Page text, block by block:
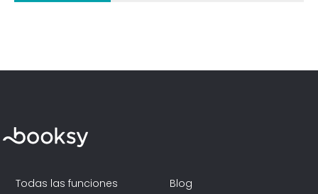
Todas las funciones Blog